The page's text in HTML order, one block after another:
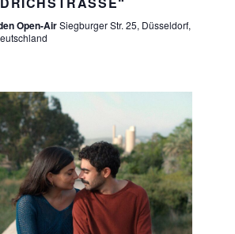
Open-AirSiegburger Str. 25, Düsseldorf,